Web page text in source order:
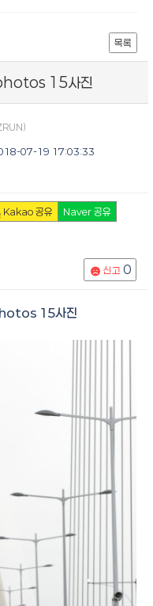
목록
15사진
07-19 17:03:33
Kakao 공유 Naver 공유
신고 0
15사진